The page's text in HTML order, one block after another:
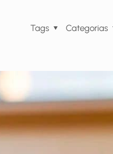
Categorias
Tags